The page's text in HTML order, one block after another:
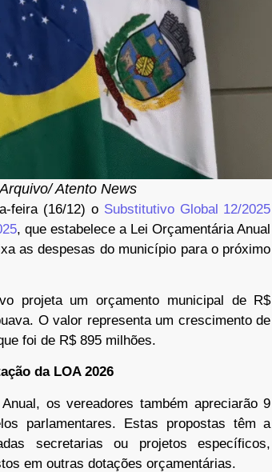
Atento News
feira (16/12) o Substitutivo Global 12/2025
, que estabelece a Lei Orçamentária Anual
as despesas do município para o próximo
projeta um orçamento municipal de R$
O valor representa um crescimento de
foi de R$ 895 milhões.
da LOA 2026
os vereadores também apreciarão 9
parlamentares. Estas propostas têm a
secretarias ou projetos específicos,
em outras dotações orçamentárias.